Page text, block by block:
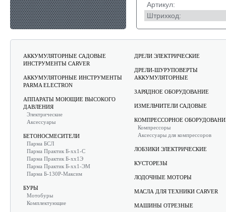
Артикул:
Штрихкод:
АККУМУЛЯТОРНЫЕ САДОВЫЕ
ИНСТРУМЕНТЫ CARVER
АККУМУЛЯТОРНЫЕ ИНСТРУМЕНТЫ
PARMA ELECTRON
АППАРАТЫ МОЮЩИЕ ВЫСОКОГО
ДАВЛЕНИЯ
Электрические
Аксессуары
БЕТОНОСМЕСИТЕЛИ
Парма БСЛ
Парма Практик Б-хх1-С
Парма Практик Б-хх1Э
Парма Практик Б-хх1-ЭМ
Парма Б-130Р-Максим
БУРЫ
Мотобуры
Комплектующие
ДРЕЛИ ЭЛЕКТРИЧЕСКИЕ
ДРЕЛИ-ШУРУПОВЕРТЫ
АККУМУЛЯТОРНЫЕ
ЗАРЯДНОЕ ОБОРУДОВАНИЕ
ИЗМЕЛЬЧИТЕЛИ САДОВЫЕ
КОМПРЕССОРНОЕ
Компрессоры
Аксессуары для компрессоров
ЛОБЗИКИ ЭЛЕКТРИЧЕСКИЕ
КУСТОРЕЗЫ
ЛОДОЧНЫЕ МОТОРЫ
МАСЛА ДЛЯ ТЕХНИКИ CARVER
МАШИНЫ ОТРЕЗНЫЕ